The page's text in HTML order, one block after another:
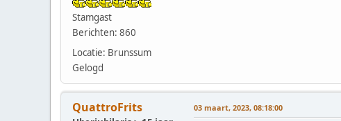
Stamgast
Berichten: 860
Locatie: Brunssum
Gelogd
QuattroFrits 03 maart, 2023, 08:18:00